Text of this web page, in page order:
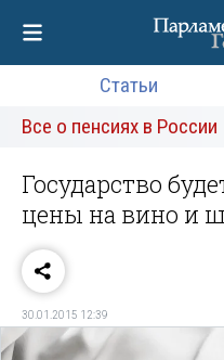
Статьи
Все о пенсиях в России
Государство
цены на вино и
30.01.2015 12:39